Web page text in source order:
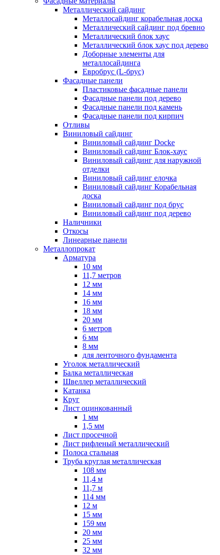
Металлический сайдинг
Металлосайдинг корабельная доска
Металлический сайдинг под бревно
Металлический блок хаус
Металлический блок хаус под дерево
Доборные элементы для
металлосайдинга
Евробрус (L-брус)
Фасадные панели
Пластиковые фасадные панели
Фасадные панели под дерево
Фасадные панели под камень
Фасадные панели под кирпич
Отливы
Виниловый сайдинг
Виниловый сайдинг Docke
Виниловый сайдинг Блок-хаус
Виниловый сайдинг для наружной
отделки
Виниловый сайдинг елочка
Виниловый сайдинг Корабельная
доска
Виниловый сайдинг под брус
Виниловый сайдинг под дерево
Наличники
Откосы
Линеарные панели
Металлопрокат
Арматура
10 мм
11,7 метров
12 мм
14 мм
16 мм
18 мм
20 мм
6 метров
6 мм
8 мм
для ленточного фундамента
Уголок металлический
Балка металлическая
Швеллер металлический
Катанка
Круг
Лист оцинкованный
1 мм
1,5 мм
Лист просечной
Лист рифленый металлический
Полоса стальная
Труба круглая металлическая
108 мм
11,4 м
11,7 м
114 мм
12 м
15 мм
159 мм
20 мм
25 мм
32 мм